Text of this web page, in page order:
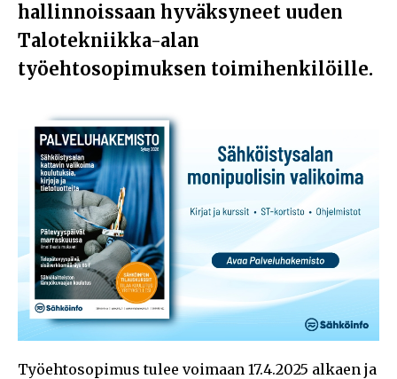
hallinnoissaan hyväksyneet uuden
Talotekniikka-alan
työehtosopimuksen toimihenkilöille.
Työehtosopimus tulee voimaan 17.4.2025 alkaen ja